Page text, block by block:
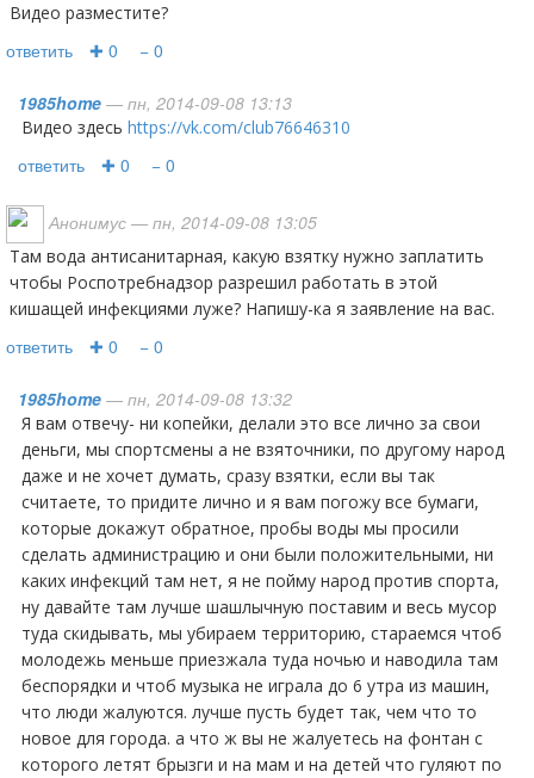
видео разместите?
ответить ✚ 0 − 0
1985home — пн, 2014-09-08 13:13
видео здесь https://vk.com/club76646310
ответить ✚ 0 − 0
Анонимус — пн, 2014-09-08 13:05
Там вода антисанитарная, какую взятку нужно заплатить
чтобы Роспотребнадзор разрешил работать в этой
кишащей инфекциями луже? Напишу-ка я заявление на вас.
ответить ✚ 0 − 0
1985home — пн, 2014-09-08 13:32
я вам отвечу- ни копейки, делали это все лично за свои
деньги, мы спортсмены а не взяточники, по другому народ
даже и не хочет думать, сразу взятки, если вы так
считаете, то придите лично и я вам погожу все бумаги,
которые докажут обратное, пробы воды мы просили
сделать администрацию и они были положительными, ни
каких инфекций там нет, я не пойму народ против спорта,
ну давайте там лучше шашлычную поставим и весь мусор
туда скидывать, мы убираем территорию, стараемся чтоб
молодежь меньше приезжала туда ночью и наводила там
беспорядки и чтоб музыка не играла до 6 утра из машин,
что люди жалуются. лучше пусть будет так, чем что то
новое для города. а что ж вы не жалуетесь на фонтан с
которого летят брызги и на мам и на детей что гуляют по